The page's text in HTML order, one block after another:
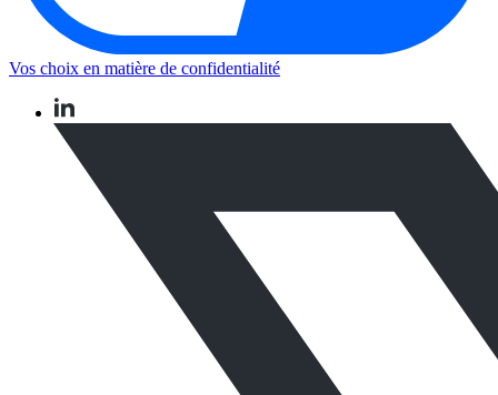
Vos choix en matière de confidentialité